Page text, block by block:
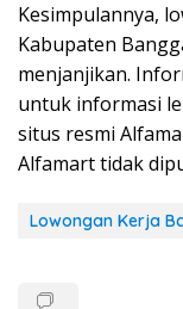
Kesimpulannya,
Kabupaten
menjanjikan.
untuk informasi
situs resmi
Alfamart tidak
Lowongan Kerja